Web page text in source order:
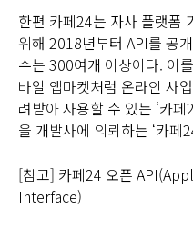
한편 카페24는 자사 플랫폼
위해 2018년부터 API를 공
수는 300여개 이상이다. 이
바일 앱마켓처럼 온라인 사
려받아 사용할 수 있는 ‘카
을 개발사에 의뢰하는 ‘카페
[참고] 카페24 오픈
Interface)